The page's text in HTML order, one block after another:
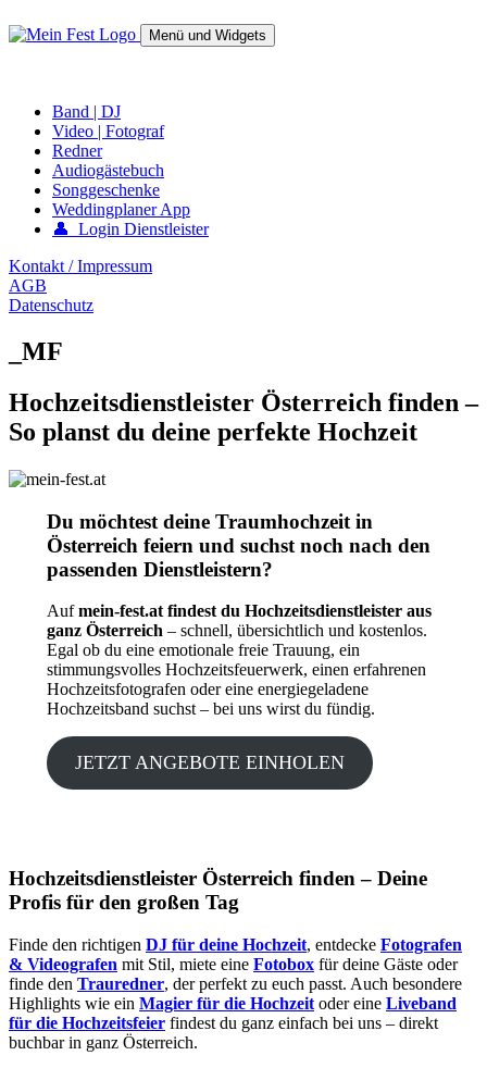
zum
Menü und Widgets
Band | DJ
Video | Fotograf
Redner
Audiogästebuch
Songgeschenke
Weddingplaner App
👤 Login Dienstleister
Kontakt / Impressum
AGB
Datenschutz
_MF
Hochzeitsdienstleister Österreich finden –
So planst du deine perfekte Hochzeit
Du möchtest deine Traumhochzeit in
Österreich feiern und suchst noch nach den
passenden Dienstleistern?
Aufmein-fest.at findest du Hochzeitsdienstleister aus
ganz Österreich– schnell, übersichtlich und kostenlos.
Egal ob du eine emotionale freie Trauung, ein
stimmungsvolles Hochzeitsfeuerwerk, einen erfahrenen
Hochzeitsfotografen oder eine energiegeladene
Hochzeitsband suchst – bei uns wirst du fündig.
JETZT ANGEBOTE EINHOLEN
Hochzeitsdienstleister Österreich finden – Deine
Profis für den großen Tag
Finde den richtigen DJ für deine Hochzeit, entdecke Fotografen
& Videografen mit Stil, miete eine Fotobox für deine Gäste oder
finde den Trauredner, der perfekt zu euch passt. Auch besondere
Highlights wie ein Magier für die Hochzeit oder eine Liveband
für die Hochzeitsfeier findest du ganz einfach bei uns – direkt
buchbar in ganz Österreich.